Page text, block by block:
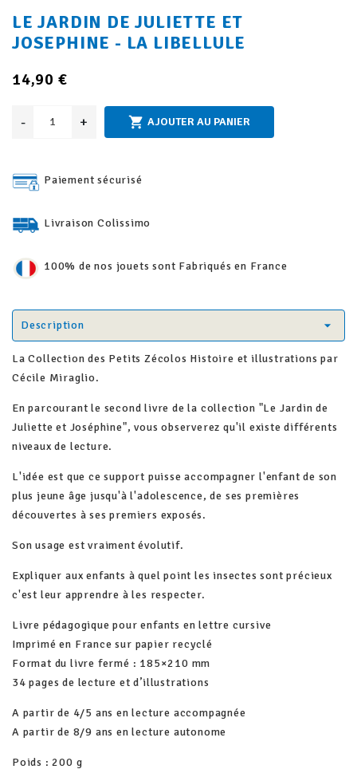
LE JARDIN DE JULIETTE ET
JOSEPHINE - LA LIBELLULE
14,90 €
- +  AJOUTER AU PANIER
Paiement sécurisé
Livraison Colissimo
100% de nos jouets sont Fabriqués en France
Description
La Collection des Petits Zécolos Histoire et illustrations par
Cécile Miraglio.
En parcourant le second livre de la collection "Le Jardin de
Juliette et Joséphine", vous observerez qu'il existe différents
niveaux de lecture.
L'idée est que ce support puisse accompagner l'enfant de son
plus jeune âge jusqu'à l'adolescence, de ses premières
découvertes à ses premiers exposés.
Son usage est vraiment évolutif.
Expliquer aux enfants à quel point les insectes sont précieux
c'est leur apprendre à les respecter.
Livre pédagogique pour enfants en lettre cursive
Imprimé en France sur papier recyclé
Format du livre fermé : 185×210 mm
34 pages de lecture et d’illustrations
A partir de 4/5 ans en lecture accompagnée
A partir de 8/9 ans en lecture autonome
Poids : 200 g